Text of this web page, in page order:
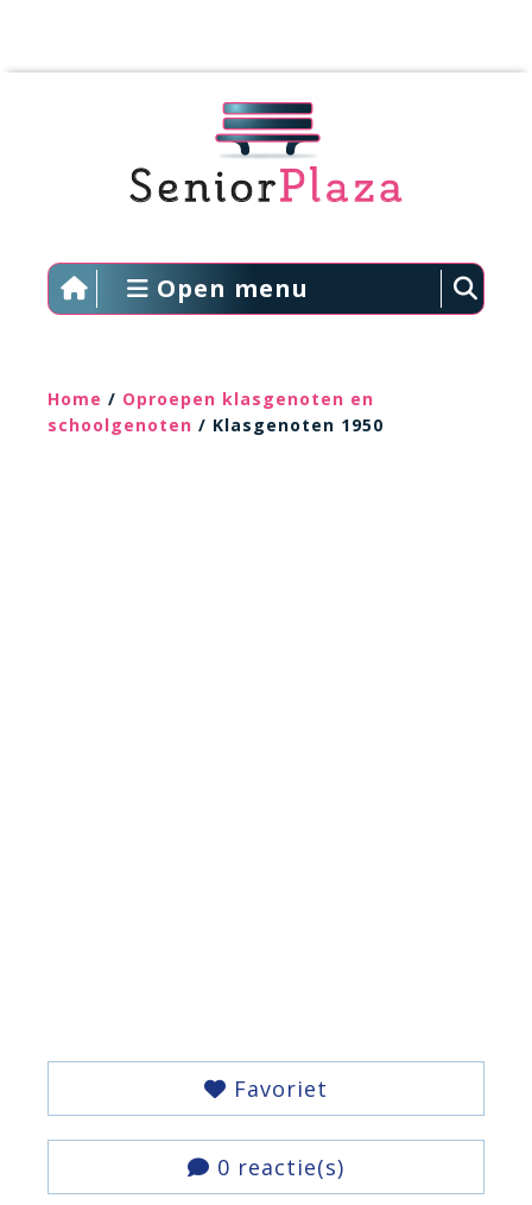
Open menu
Home / Oproepen klasgenoten en
schoolgenoten / Klasgenoten 1950
Favoriet
0 reactie(s)